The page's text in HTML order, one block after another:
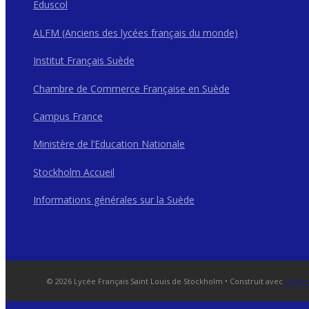
Eduscol
ALFM (Anciens des lycées français du monde)
Institut Français Suède
Chambre de Commerce Française en Suède
Campus France
Ministère de l’Education Nationale
Stockholm Accueil
Informations générales sur la Suède
© 2026 Lycée Français Saint Louis de Stockholm • Construit avec